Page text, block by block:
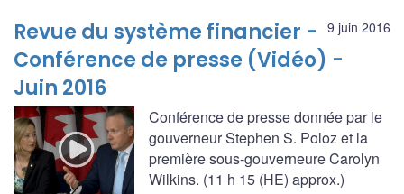
9 juin 2016
Revue du système financier -
Conférence de presse (Vidéo) -
Juin 2016
Conférence de presse donnée par le
gouverneur Stephen S. Poloz et la
première sous-gouverneure Carolyn
Wilkins. (11 h 15 (HE) approx.)